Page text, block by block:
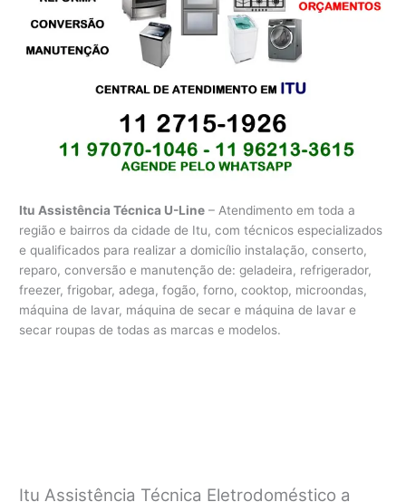
Itu Assistência Técnica U-Line – Atendimento em toda a
região e bairros da cidade de Itu, com técnicos especializados
e qualificados para realizar a domicílio instalação, conserto,
reparo, conversão e manutenção de: geladeira, refrigerador,
freezer, frigobar, adega, fogão, forno, cooktop, microondas,
máquina de lavar, máquina de secar e máquina de lavar e
secar roupas de todas as marcas e modelos.
Itu Assistência Técnica Eletrodoméstico a